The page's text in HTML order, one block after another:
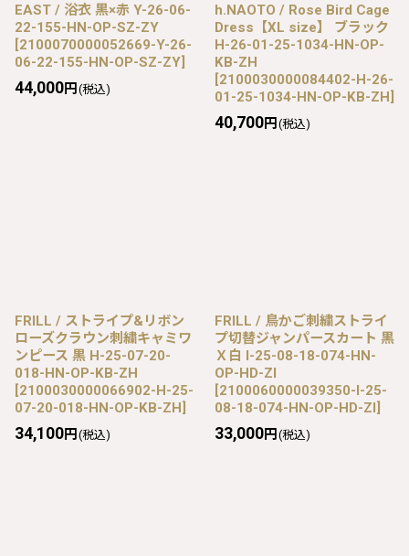
EAST / 浴衣 黒×赤 Y-26-06-
22-155-HN-OP-SZ-ZY
[2100070000052669-Y-26-
06-22-155-HN-OP-SZ-ZY]
44,000円 (税込)
h.NAOTO / Rose Bird Cage
Dress【XL size】 ブラック
H-26-01-25-1034-HN-OP-
KB-ZH
[2100030000084402-H-26-
01-25-1034-HN-OP-KB-ZH]
40,700円 (税込)
FRILL / ストライプ&リボン
ローズクラウン刺繍キャミワ
ンピース 黒 H-25-07-20-
018-HN-OP-KB-ZH
[2100030000066902-H-25-
07-20-018-HN-OP-KB-ZH]
34,100円 (税込)
FRILL / 鳥かご刺繍ストライ
プ切替ジャンパースカート 黒
Ｘ白 I-25-08-18-074-HN-
OP-HD-ZI
[2100060000039350-I-25-
08-18-074-HN-OP-HD-ZI]
33,000円 (税込)